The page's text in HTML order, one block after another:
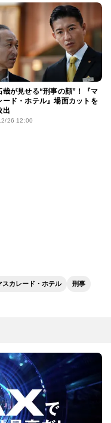
哉が見せる“刑事の顔”！『マ
ード・ホテル』場面カットを
出
26 12:00
スカレード・ホテル 刑事